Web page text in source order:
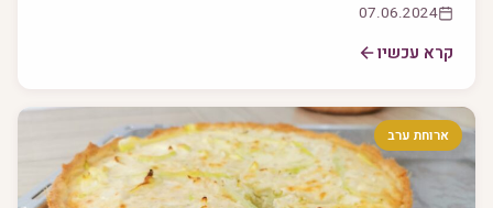
07.06.2024
קרא עכשיו
ארוחת ערב